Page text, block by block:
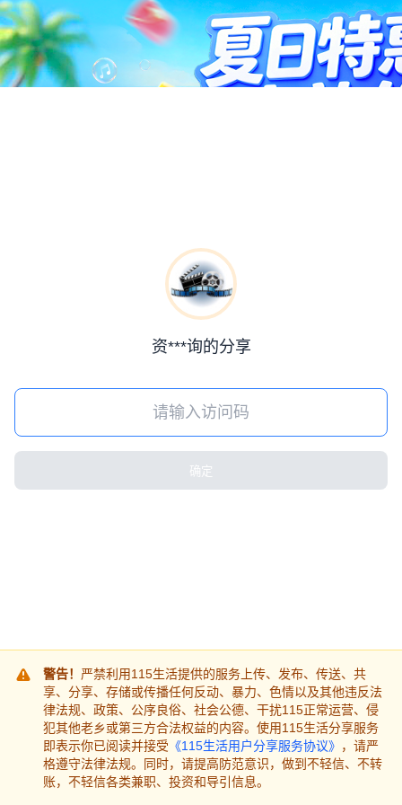
资***询的分享
确定
警告！ 严禁利用115生活提供的服务上传、发布、传送、共
享、分享、存储或传播任何反动、暴力、色情以及其他违反法
律法规、政策、公序良俗、社会公德、干扰115正常运营、侵
犯其他老乡或第三方合法权益的内容。使用115生活分享服务
即表示你已阅读并接受 《115生活用户分享服务协议》 ，请严
格遵守法律法规。同时，请提高防范意识，做到不轻信、不转
账，不轻信各类兼职、投资和导引信息。